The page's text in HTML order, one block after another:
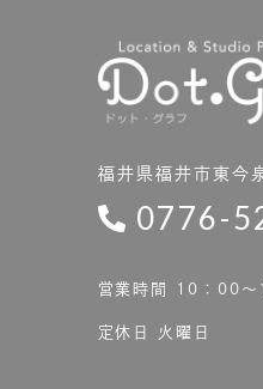
福井県福井市東
0776-
営業時間 10：00〜
定休日 火曜日